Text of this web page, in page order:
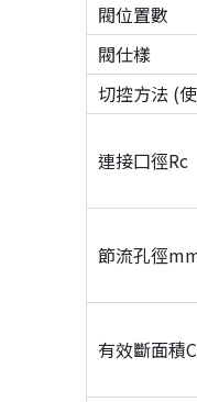
閥位置數
閥仕樣
切控方法 (
連接囗徑Rc
節流孔徑
有效斷面積